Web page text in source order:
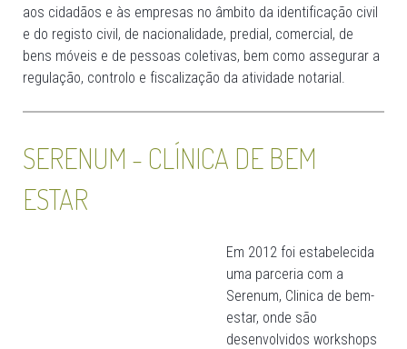
aos cidadãos e às empresas no âmbito da identificação civil
e do registo civil, de nacionalidade, predial, comercial, de
bens móveis e de pessoas coletivas, bem como assegurar a
regulação, controlo e fiscalização da atividade notarial.
SERENUM - CLÍNICA DE BEM
ESTAR
Em 2012 foi estabelecida
uma parceria com a
Serenum, Clinica de bem-
estar, onde são
desenvolvidos workshops